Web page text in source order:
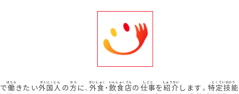
で働きたい外国人 の方に、 外食 ・ 飲食店の 仕事を紹介 します。 特定技能